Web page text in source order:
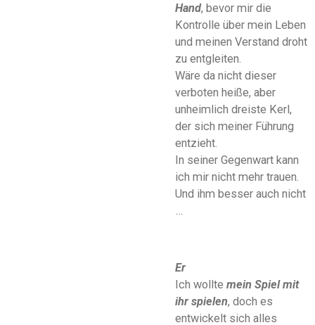
Hand, bevor mir die
Kontrolle über mein Leben
und meinen Verstand droht
zu entgleiten.
Wäre da nicht dieser
verboten heiße, aber
unheimlich dreiste Kerl,
der sich meiner Führung
entzieht.
In seiner Gegenwart kann
ich mir nicht mehr trauen.
Und ihm besser auch nicht
…
Er
Ich wollte mein Spiel mit
ihr spielen, doch es
entwickelt sich alles